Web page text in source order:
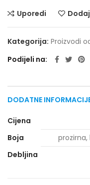
Uporedi
Kategorija: Proizvodi
Podijeli na
DODATNE
Cijena
Boja
prozirna,
Debljina